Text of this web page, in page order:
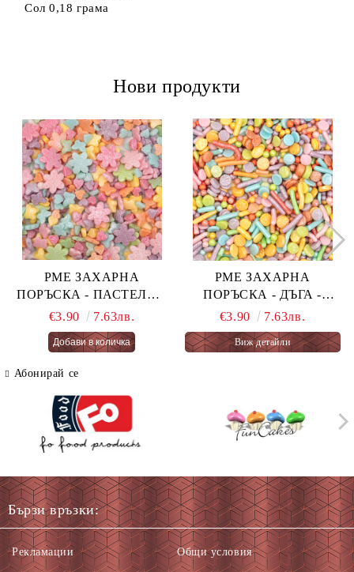
Сол 0,18 грама
Нови продукти
PME ЗАХАРНА
ПОРЪСКА - ПАСТЕЛНА
ОГНЕНА ТОРТА -
PASTEL FAIRY CAKES
66 гр.
€3.90 7.63лв.
PME ЗАХАРНА
ПОРЪСКА - ДЪГА -
€3.90 7.63лв.
Виж детайли
Абонирай се
Бързи връзки:
Рекламации Общи условия